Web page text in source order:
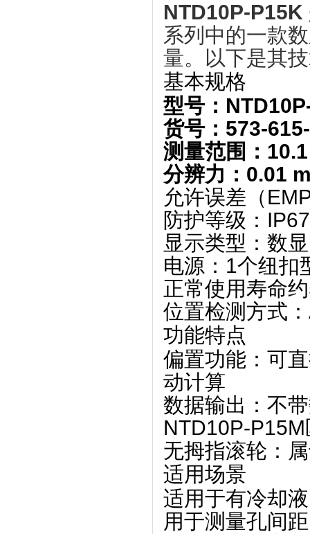
NTD10P-P15K
系列中的一款
量。以下是其‌
基本规格
型号 ：
货号 ：573-
测量范围 ‌：‌
分辨力 ‌：‌ 0.01
允许误差（
防护等级 ‌：‌ IP67
显示类型 ‌：‌ 数
电源 ‌：‌ 1个纽扣
正常使用寿命
位置检测方式 ‌：‌
功能特点
偏置功能 ：可
动计算
数据输出 ‌：‌ 不
NTD10P-
无拇指滚轮 ：
适用场景
适用于有冷却
用于测量孔间